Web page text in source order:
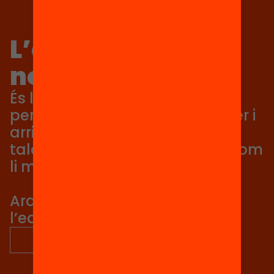
L’equitat no és
només un valor
És la condició perquè cada
persona pugui aprendre, créixer i
arribar tan lluny com el seu
talent li permeti, no tan lluny com
li marqui el seu origen.
Ara és el moment de posar
l’equitat al centre.